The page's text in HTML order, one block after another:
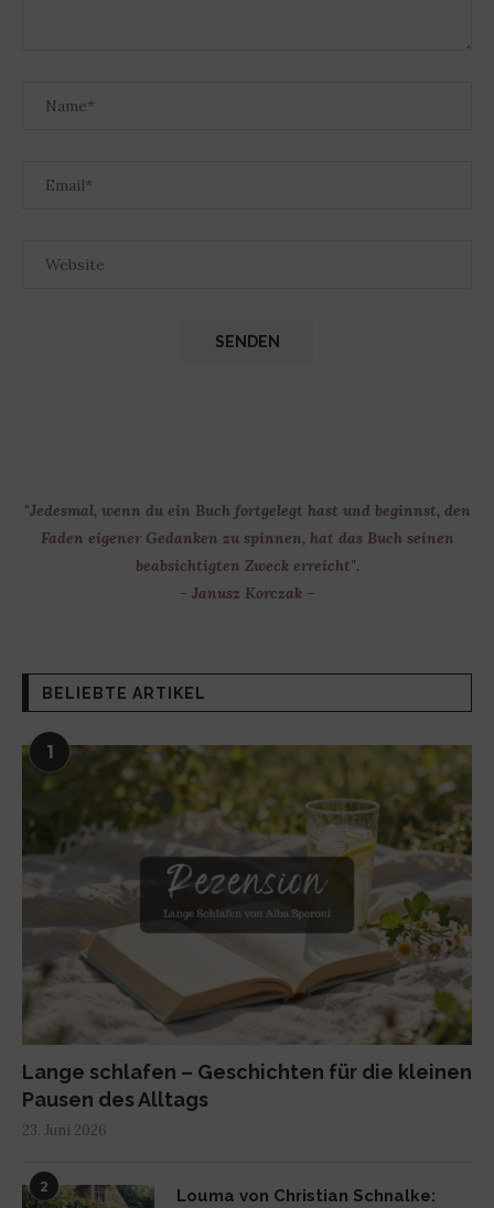
"Jedesmal, wenn du ein Buch fortgelegt hast und beginnst, den
Faden eigener Gedanken zu spinnen, hat das Buch seinen
beabsichtigten Zweck erreicht".
- Janusz Korczak –
BELIEBTE ARTIKEL
1
Lange schlafen – Geschichten für die kleinen
Pausen des Alltags
23. Juni 2026
2
Louma von Christian Schnalke: